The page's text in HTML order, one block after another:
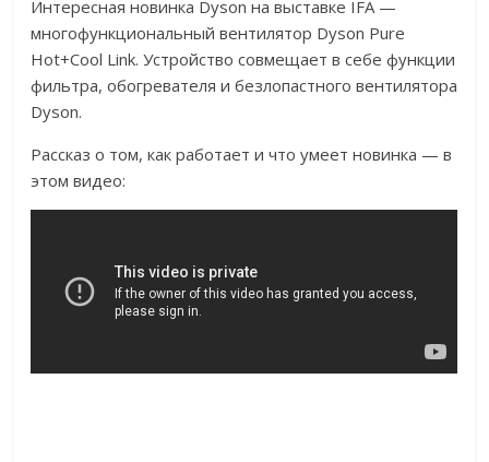
Интересная новинка Dyson на выставке IFA —
многофункциональный вентилятор Dyson Pure
Hot+Cool Link. Устройство совмещает в себе функции
фильтра, обогревателя и безлопастного вентилятора
Dyson.
Рассказ о том, как работает и что умеет новинка — в
этом видео: